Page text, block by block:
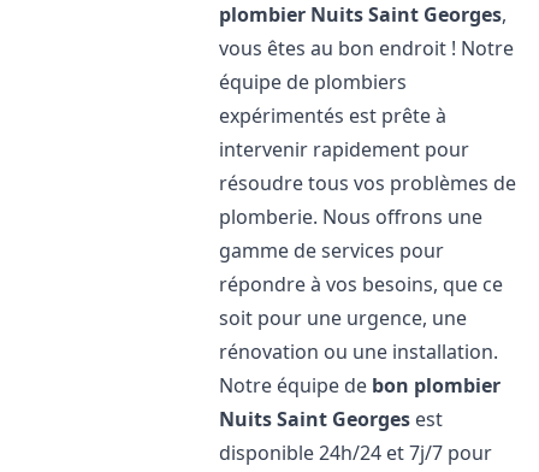
plombier Nuits Saint Georges,
vous êtes au bon endroit ! Notre
équipe de plombiers
expérimentés est prête à
intervenir rapidement pour
résoudre tous vos problèmes de
plomberie. Nous offrons une
gamme de services pour
répondre à vos besoins, que ce
soit pour une urgence, une
rénovation ou une installation.
Notre équipe de bon plombier
Nuits Saint Georges est
disponible 24h/24 et 7j/7 pour